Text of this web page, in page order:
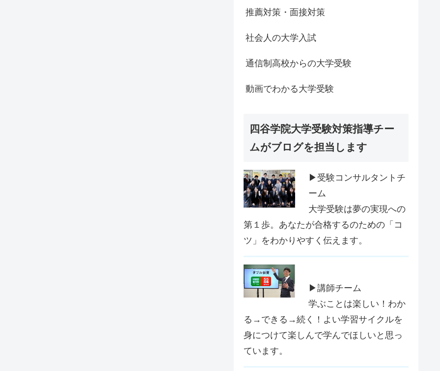
推薦対策・面接対策
社会人の大学入試
通信制高校からの大学受験
動画でわかる大学受験
四谷学院大学受験対策指導チー
ムがブログを担当します
▶受験コンサルタントチ
ーム
大学受験は夢の実現への
第１歩。あなたが合格するのための「コ
ツ」をわかりやすく伝えます。
▶講師チーム
学ぶことは楽しい！わか
る→できる→続く！よい学習サイクルを
身につけて楽しんで学んでほしいと思っ
ています。